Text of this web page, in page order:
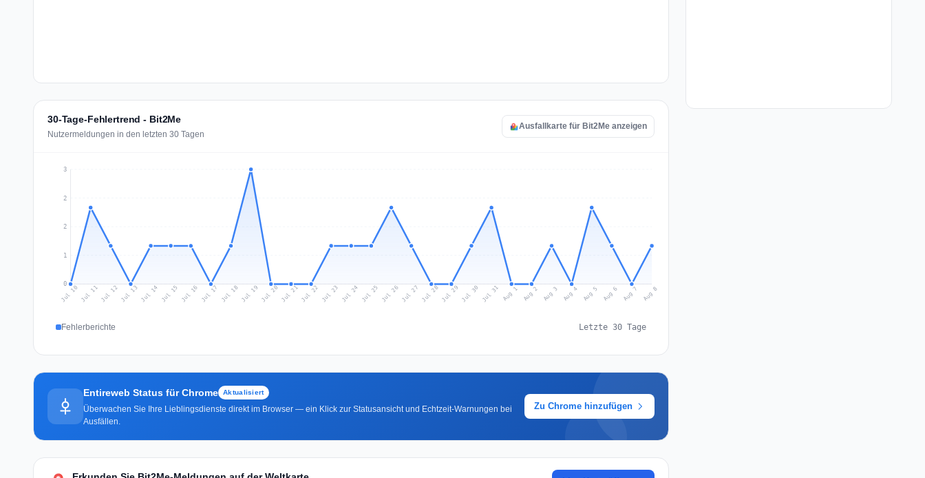
30-Tage-Fehlertrend - Bit2Me
Nutzermeldungen in den letzten 30 Tagen
Ausfallkarte für Bit2Me anzeigen
0
1
2
2
3
Jul 10 Jul 11Jul 12Jul 13 Jul 14 Jul 15 Jul 16 Jul 17 Jul 18Jul 19 Jul 20 Jul 21Jul 22 Jul 23 Jul 24 Jul 25 Jul 26Jul 27 Jul 28Jul 29 Jul 30 Jul 31 Aug 1 Aug 2 Aug 3 Aug 4 Aug 5 Aug 6 Aug 7 Aug 8
Fehlerberichte Letzte 30 Tage
Entireweb Status für Chrome Aktualisiert
Überwachen Sie Ihre Lieblingsdienste direkt im Browser — ein Klick zur Statusansicht und Echtzeit-Warnungen bei
Ausfällen.
Zu Chrome hinzufügen